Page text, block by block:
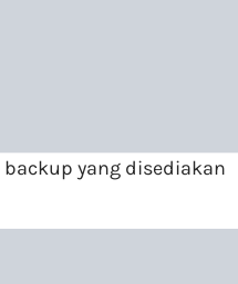
yang disediakan